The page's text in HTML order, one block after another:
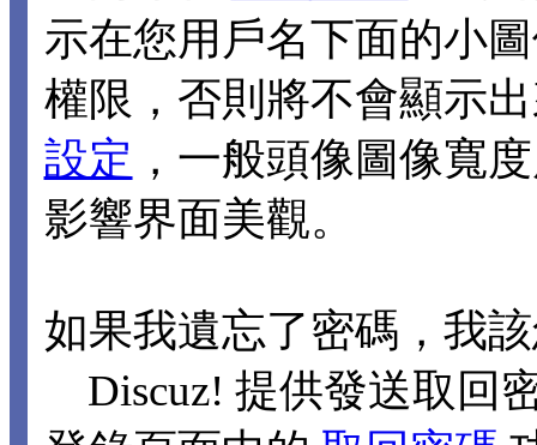
示在您用戶名下面的小
權限，否則將不會顯示
設定 ，一般頭像圖像寬
影響界面美觀。
如果我遺忘了密碼，我
Discuz! 提供發送取回